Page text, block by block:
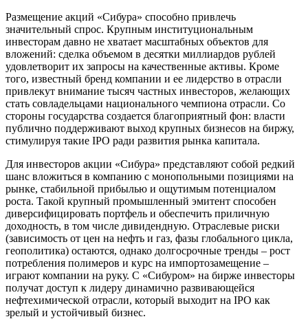
Размещение акций «Сибура» способно привлечь
значительный спрос. Крупным институциональным
инвесторам давно не хватает масштабных объектов для
вложений: сделка объемом в десятки миллиардов рублей
удовлетворит их запросы на качественные активы. Кроме
того, известный бренд компании и ее лидерство в отрасли
привлекут внимание тысяч частных инвесторов, желающих
стать совладельцами национального чемпиона отрасли. Со
стороны государства создается благоприятный фон: власти
публично поддерживают выход крупных бизнесов на биржу,
стимулируя такие IPO ради развития рынка капитала.
Для инвесторов акции «Сибура» представляют собой редкий
шанс вложиться в компанию с монопольными позициями на
рынке, стабильной прибылью и ощутимым потенциалом
роста. Такой крупный промышленный эмитент способен
диверсифицировать портфель и обеспечить приличную
доходность, в том числе дивидендную. Отраслевые риски
(зависимость от цен на нефть и газ, фазы глобального цикла,
геополитика) остаются, однако долгосрочные тренды – рост
потребления полимеров и курс на импортозамещение –
играют компании на руку. С «Сибуром» на бирже инвесторы
получат доступ к лидеру динамично развивающейся
нефтехимической отрасли, который выходит на IPO как
зрелый и устойчивый бизнес.